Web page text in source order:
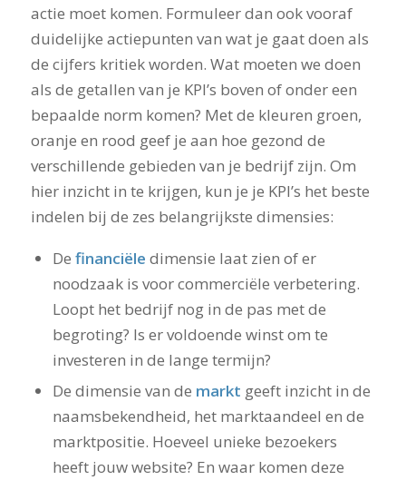
actie moet komen. Formuleer dan ook vooraf
duidelijke actiepunten van wat je gaat doen als
de cijfers kritiek worden. Wat moeten we doen
als de getallen van je KPI’s boven of onder een
bepaalde norm komen? Met de kleuren groen,
oranje en rood geef je aan hoe gezond de
verschillende gebieden van je bedrijf zijn. Om
hier inzicht in te krijgen, kun je je KPI’s het beste
indelen bij de zes belangrijkste dimensies:
De financiële dimensie laat zien of er
noodzaak is voor commerciële verbetering.
Loopt het bedrijf nog in de pas met de
begroting? Is er voldoende winst om te
investeren in de lange termijn?
De dimensie van de markt geeft inzicht in de
naamsbekendheid, het marktaandeel en de
marktpositie. Hoeveel unieke bezoekers
heeft jouw website? En waar komen deze